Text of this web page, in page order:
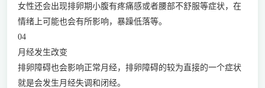
女性还会出现排卵期小腹有疼痛感或者腰部不舒服等症状，在
情绪上可能也会有所影响，暴躁低落等。
04
月经发生改变
排卵障碍也会影响正常月经，排卵障碍的较为直接的一个症状
就是会发生月经失调和闭经。